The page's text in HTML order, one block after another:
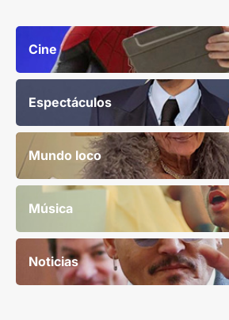
Cine
Espectáculos
Mundo loco
Música
Noticias